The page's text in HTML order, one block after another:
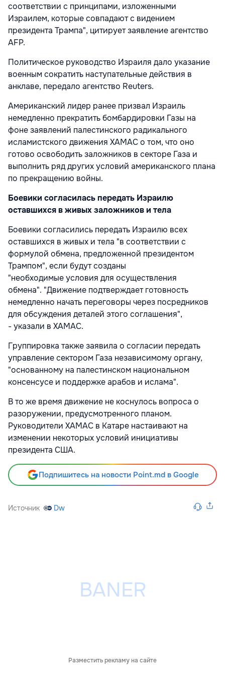
соответствии с принципами, изложенными
Израилем, которые совпадают с видением
президента Трампа", цитирует заявление агентство
AFP.
Политическое руководство Израиля дало указание
военным сократить наступательные действия в
анклаве, передало агентство Reuters.
Американский лидер ранее призвал Израиль
немедленно прекратить бомбардировки Газы на
фоне заявлений палестинского радикального
исламистского движения ХАМАС о том, что оно
готово освободить заложников в секторе Газа и
выполнить ряд других условий американского плана
по прекращению войны.
Боевики согласилась передать Израилю
оставшихся в живых заложников и тела
Боевики согласились передать Израилю всех
оставшихся в живых и тела "в соответствии с
формулой обмена, предложенной президентом
Трампом", если будут созданы
"необходимые условия для осуществления
обмена". "Движение подтверждает готовность
немедленно начать переговоры через посредников
для обсуждения деталей этого соглашения",
- указали в ХАМАС.
Группировка также заявила о согласии передать
управление сектором Газа независимому органу,
"основанному на палестинском национальном
консенсусе и поддержке арабов и ислама".
В то же время движение не коснулось вопроса о
разоружении, предусмотренного планом.
Руководители ХАМАС в Катаре настаивают на
изменении некоторых условий инициативы
президента США.
Подпишитесь на новости Point.md в Google
Источник Dw
Разместить рекламу на сайте